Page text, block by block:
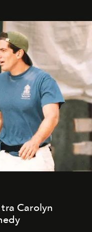
Carolyn